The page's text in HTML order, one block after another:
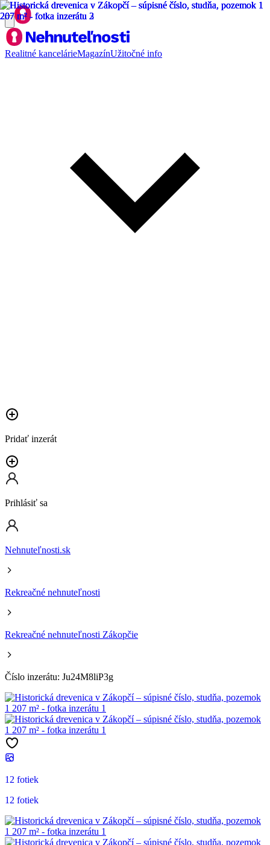
Realitné kancelárieMagazínUžitočné info
Pridať inzerát
Prihlásiť sa
Nehnuteľnosti.sk
Rekreačné nehnuteľnosti
Rekreačné nehnuteľnosti Zákopčie
Číslo inzerátu: Ju24M8liP3g
12 fotiek
12 fotiek